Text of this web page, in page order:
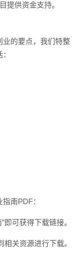
提供资金支持。
业的要点，我们特整
南PDF：
即可获得下载链接。
相关资源进行下载。